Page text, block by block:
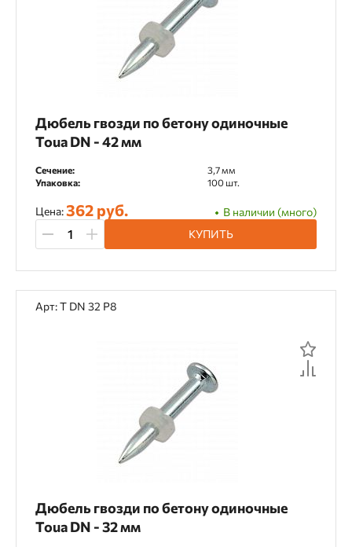
Дюбель гвозди по бетону одиночные
Toua DN - 42 мм
Сечение:
3,7 мм
Упаковка:
100 шт.
Цена:362 руб.
В наличии (много)
КУПИТЬ
Арт: T DN 32 Р8
Дюбель гвозди по бетону одиночные
Toua DN - 32 мм